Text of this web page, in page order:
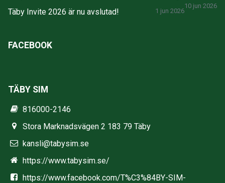
10 jun 2026
Täby Invite 2026 är nu avslutad! 1 jun 2026
FACEBOOK
TÄBY SIM
816000-2146
Stora Marknadsvägen 2 183 79 Täby
kansli@tabysim.se
https://www.tabysim.se/
https://www.facebook.com/T%C3%84BY-SIM-